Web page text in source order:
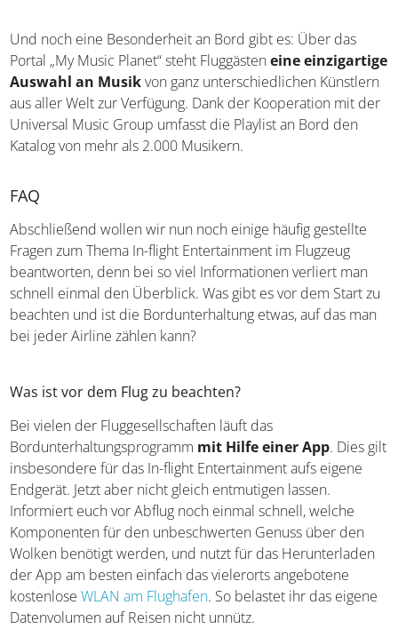
Und noch eine Besonderheit an Bord gibt es: Über das
Portal „My Music Planet“ steht Fluggästeneine einzigartige
Auswahl an Musikvon ganz unterschiedlichen Künstlern
aus aller Welt zur Verfügung. Dank der Kooperation mit der
Universal Music Group umfasst die Playlist an Bord den
Katalog von mehr als 2.000 Musikern.
FAQ
Abschließend wollen wir nun noch einige häufig gestellte
Fragen zum Thema In-flight Entertainment im Flugzeug
beantworten, denn bei so viel Informationen verliert man
schnell einmal den Überblick. Was gibt es vor dem Start zu
beachten und ist die Bordunterhaltung etwas, auf das man
bei jeder Airline zählen kann?
Was ist vor dem Flug zu beachten?
Bei vielen der Fluggesellschaften läuft das
Bordunterhaltungsprogramm mit Hilfe einer App. Dies gilt
insbesondere für das In-flight Entertainment aufs eigene
Endgerät. Jetzt aber nicht gleich entmutigen lassen.
Informiert euch vor Abflug noch einmal schnell, welche
Komponenten für den unbeschwerten Genuss über den
Wolken benötigt werden, und nutzt für das Herunterladen
der App am besten einfach das vielerorts angebotene
kostenloseWLAN am Flughafen. So belastet ihr das eigene
Datenvolumen auf Reisen nicht unnütz.